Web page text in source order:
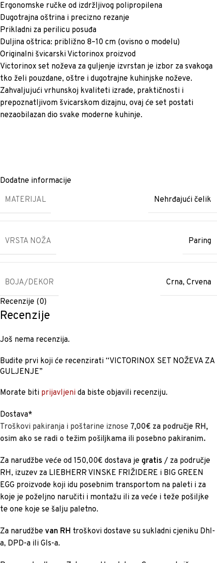
Ergonomske ručke od izdržljivog polipropilena
Dugotrajna oštrina i precizno rezanje
Prikladni za perilicu posuđa
Duljina oštrica: približno 8–10 cm (ovisno o modelu)
Originalni švicarski Victorinox proizvod
Victorinox set noževa za guljenje izvrstan je izbor za svakoga
tko želi pouzdane, oštre i dugotrajne kuhinjske noževe.
Zahvaljujući vrhunskoj kvaliteti izrade, praktičnosti i
prepoznatljivom švicarskom dizajnu, ovaj će set postati
nezaobilazan dio svake moderne kuhinje.
Dodatne informacije
MATERIJAL
Nehrđajući čelik
VRSTA NOŽA Paring
BOJA/DEKOR Crna, Crvena
Recenzije (0)
Recenzije
Još nema recenzija.
Budite prvi koji će recenzirati “VICTORINOX SET NOŽEVA ZA
GULJENJE”
Morate biti prijavljeni da biste objavili recenziju.
Dostava*
Troškovi pakiranja i poštarine iznose 7,00€ za područje RH,
osim ako se radi o težim pošiljkama ili posebno pakiranim.
Za narudžbe veće od 150,00€ dostava je gratis / za područje
RH, izuzev za LIEBHERR VINSKE FRIŽIDERE i BIG GREEN
EGG proizvode koji idu posebnim transportom na paleti i za
koje je poželjno naručiti i montažu ili za veće i teže pošiljke
te one koje se šalju paletno.
Za narudžbe van RH troškovi dostave su sukladni cjeniku Dhl-
a, DPD-a ili Gls-a.